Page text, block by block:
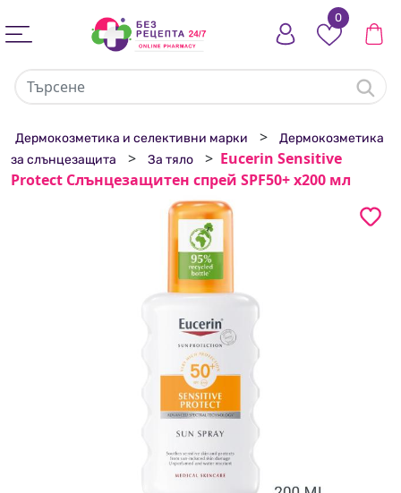
0
Дермокозметика и селективни марки >
Дермокозметика
за слънцезащита
> За тяло > Eucerin Sensitive
Protect Слънцезащитен спрей SPF50+ х200 мл